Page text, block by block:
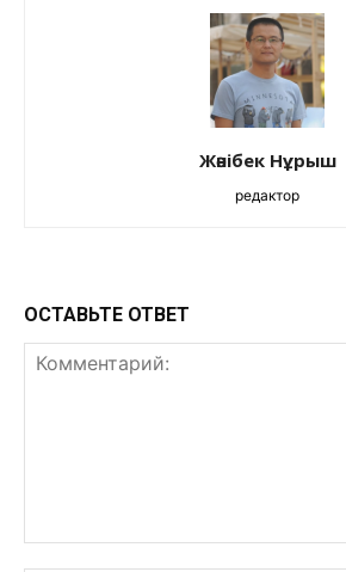
Жәнібек Нұрыш
редактор
ОСТАВЬТЕ ОТВЕТ